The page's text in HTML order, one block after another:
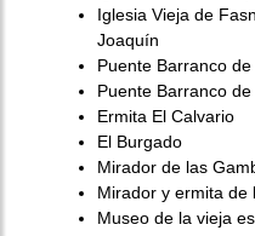
Iglesia Vieja de
Joaquín
Puente Barranco
Puente Barranco
Ermita El Calvario
El Burgado
Mirador de las
Mirador y ermita de
Museo de la vieja